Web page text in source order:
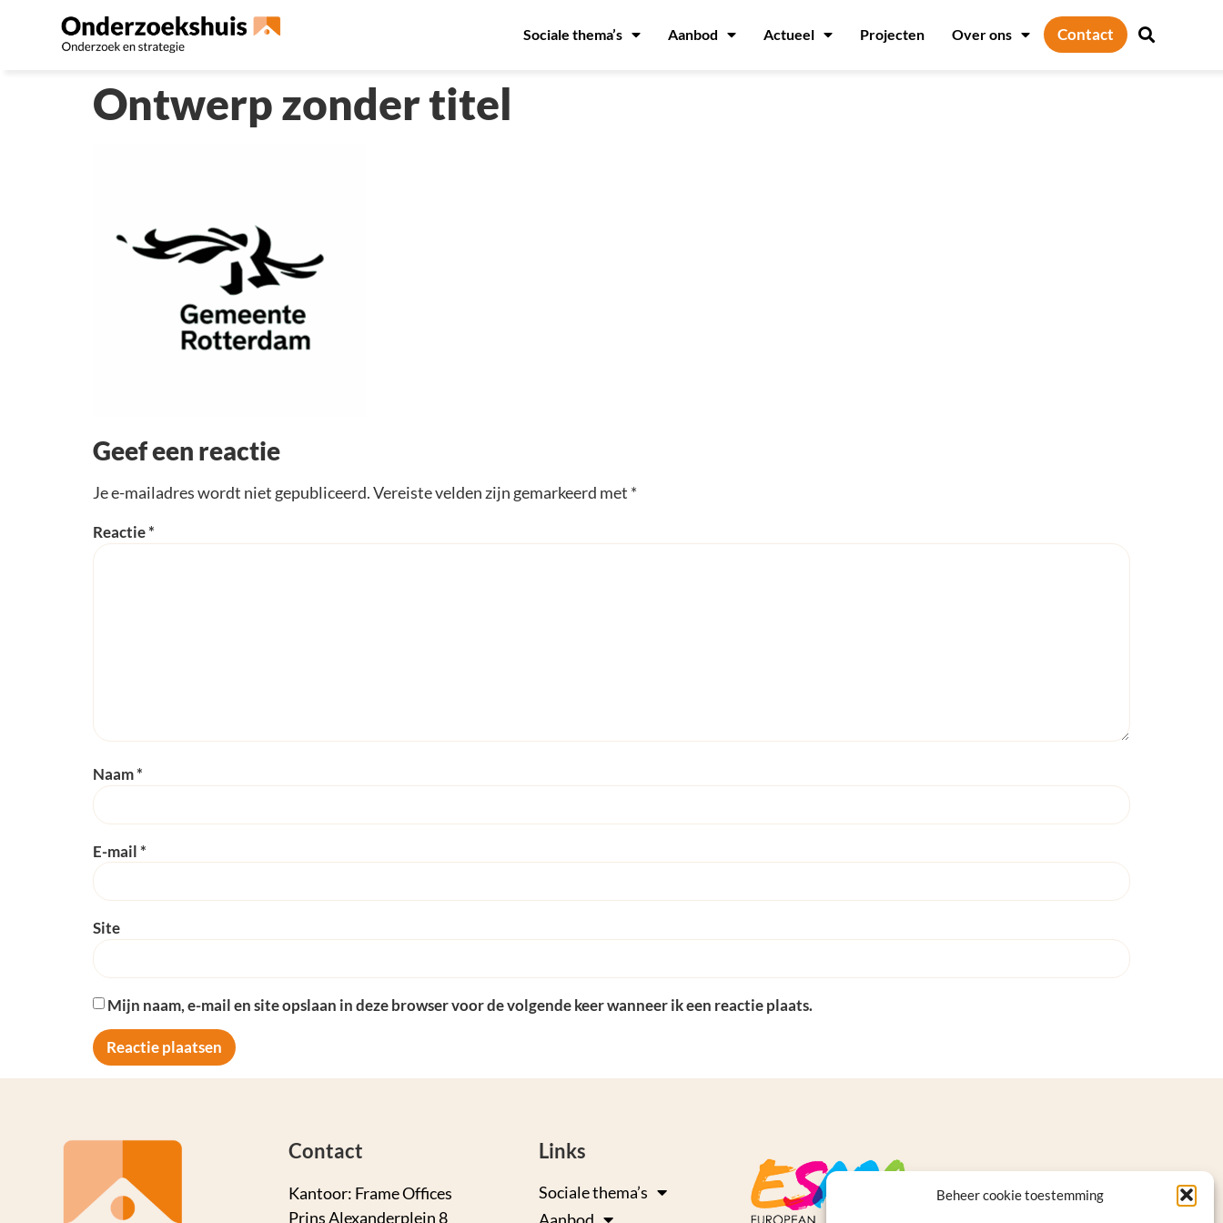
Beheer cookie toestemming
Sociale thema’s Aanbod Actueel Projecten Over ons Contact
Ontwerp zonder titel
Geef een reactie
Je e-mailadres wordt niet gepubliceerd.Vereiste velden zijn gemarkeerd met *
Reactie*
Naam*
E-mail*
Site
Mijn naam, e-mail en site opslaan in deze browser voor de volgende keer wanneer ik een reactie plaats.
Contact
Kantoor: Frame Offices
Prins Alexanderplein 8
Links
Sociale thema’s